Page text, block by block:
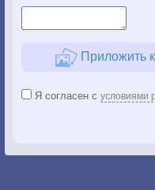
Приложить к
Я согласен с условиями